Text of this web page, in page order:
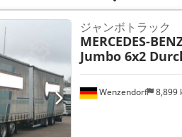
Wenzendorf 8,899
ジャンボトラック
MERCEDES-
Jumbo 6x2